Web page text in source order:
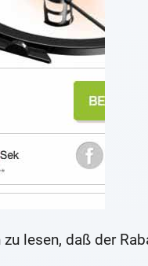
lesen, daß der